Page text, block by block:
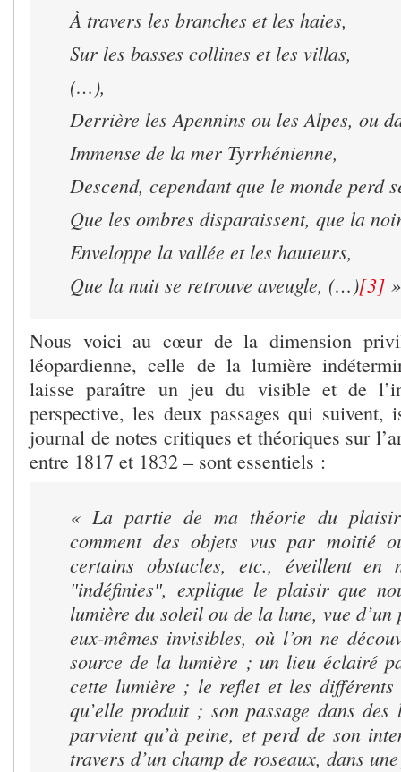
À travers les branches et les haies,
Sur les basses collines et les villas,
(…),
Derrière les Apennins ou les Alpes, ou
Immense de la mer Tyrrhénienne,
Descend, cependant que le monde perd
Que les ombres disparaissent, que la
Enveloppe la vallée et les hauteurs,
Que la nuit se retrouve aveugle, (…)[3] »
Nous voici au cœur de la dimension
léopardienne, celle de la lumière
laisse paraître un jeu du visible et de
perspective, les deux passages qui suivent,
journal de notes critiques et théoriques sur
entre 1817 et 1832 – sont essentiels :
« La partie de ma théorie du
comment des objets vus par moitié
certains obstacles, etc., éveillent en
ʺindéfiniesʺ, explique le plaisir que
lumière du soleil ou de la lune, vue
eux-mêmes invisibles, où l’on ne
source de la lumière ; un lieu éclairé
cette lumière ; le reflet et les différents
qu’elle produit ; son passage dans
parvient qu’à peine, et perd de son
travers d’un champ de roseaux, dans